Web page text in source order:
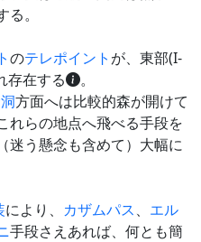
。
のテレポイント が、東部(I-
存在する
。
方面へは比較的森が開けて
れらの地点へ飛べる手段を
迷う懸念も含めて）大幅に
により、 カザムパス、 エル
手段さえあれば、何とも簡